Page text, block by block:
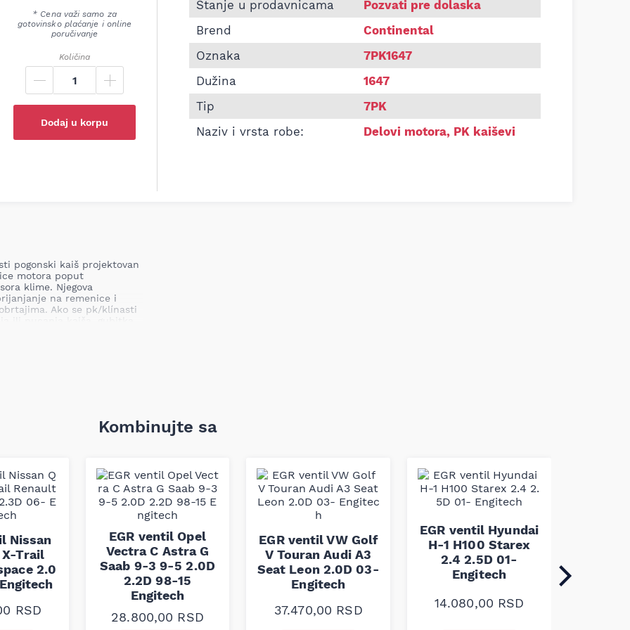
* Cena važi samo za
gotovinsko plaćanje i online
poručivanje
Količina
Dodaj u korpu
Stanje u prodavnicama
Pozvati pre dolaska
Brend
Continental
Oznaka
7PK1647
Dužina
1647
Tip
7PK
Naziv i vrsta robe:
Delovi motora, PK kaiševi
pogonski kaiš projektovan
motora poput
klime. Njegova
na remenice i
Ako se pk/klínasti
otkazivanja servo
može prouzrokovati
pogonskih i pomoćnih
materijala iKombinujte sa
Nissan
X-Trail
2.0
RSD
EGR ventil Opel
Vectra C Astra G
Saab 9-3 9-5 2.0D
2.2D 98-15
Engitech
28.800,00 RSD
EGR ventil VW Golf
V Touran Audi A3
Seat Leon 2.0D 03-
Engitech
37.470,00 RSD
EGR ventil Hyundai
H-1 H100 Starex
2.4 2.5D 01-
Engitech
14.080,00 RSD